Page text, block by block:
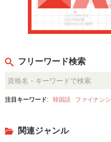
フリーワード検索
注目キーワード: 韓国語 ファイナン
関連ジャンル